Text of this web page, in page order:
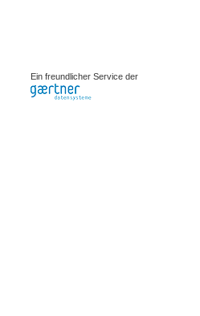
Ein freundlicher Service der